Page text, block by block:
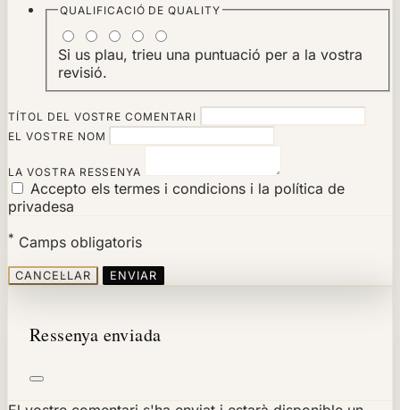
QUALIFICACIÓ DEQUALITY
Si us plau, trieu una puntuació per a la vostra
revisió.
TÍTOL DEL VOSTRE COMENTARI
EL VOSTRE NOM
LA VOSTRA RESSENYA
Accepto els termes i condicions i la política de
privadesa
* Camps obligatoris
CANCEL·LAR ENVIAR
Ressenya enviada